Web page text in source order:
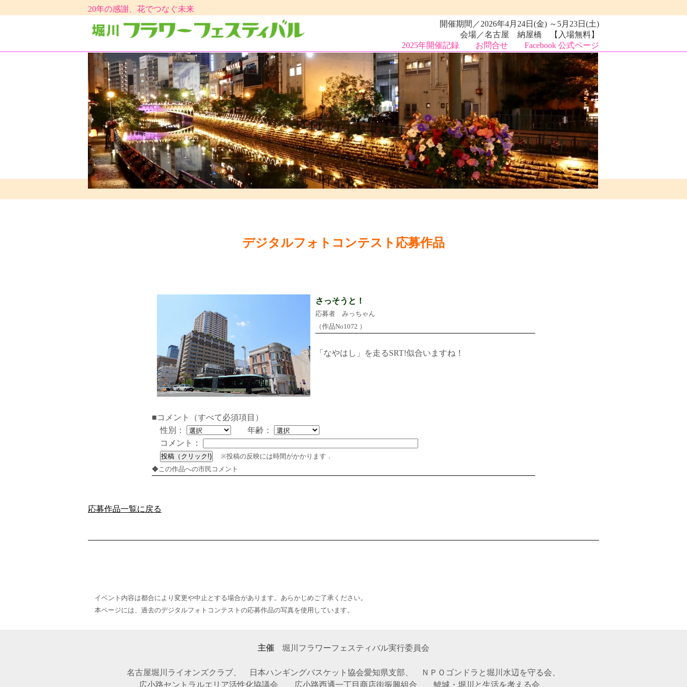
20年の感謝、花でつなぐ未来
開催期間／2026年4月24日(金) ～5月23日(土)
会場／名古屋 納屋橋 【入場無料】
2025年開催記録
お問合せ Facebook 公式ページ
デジタルフォトコンテスト応募作品
さっそうと！
応募者 みっちゃん
（作品No1072 ）
「なやはし」を走るSRT!似合いますね！
■コメント（すべて必須項目）
性別：
年齢：
コメント：
※投稿の反映には時間がかかります．
◆この作品への市民コメント
応募作品一覧に戻る
イベント内容は都合により変更や中止とする場合があります。あらかじめご了承ください。
本ページには、過去のデジタルフォトコンテストの応募作品の写真を使用しています。
主催 堀川フラワーフェスティバル実行委員会
名古屋堀川ライオンズクラブ、 日本ハンギングバスケット協会愛知県支部、 ＮＰＯゴンドラと堀川水辺を守る会、
広小路セントラルエリア活性化協議会、 広小路西通一丁目商店街振興組合、 鯱城・堀川と生活を考える会、